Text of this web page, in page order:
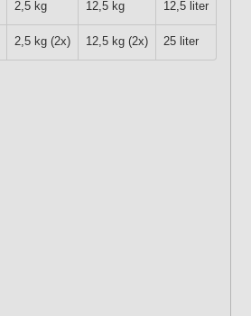
2,5 kg 12,5 kg 12,5 liter
2,5 kg (2x) 12,5 kg (2x) 25 liter